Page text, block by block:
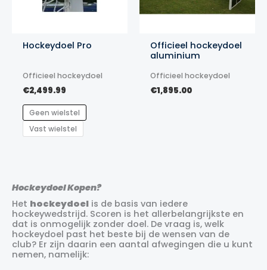
Hockeydoel Pro
Officieel hockeydoel
€2,499.99
Geen wielstel
Vast wielstel
Officieel hockeydoel
aluminium
Officieel hockeydoel
€1,895.00
Hockeydoel Kopen?
Het hockeydoel is de basis van iedere
hockeywedstrijd. Scoren is het allerbelangrijkste en
dat is onmogelijk zonder doel. De vraag is, welk
hockeydoel past het beste bij de wensen van de
club? Er zijn daarin een aantal afwegingen die u kunt
nemen, namelijk: